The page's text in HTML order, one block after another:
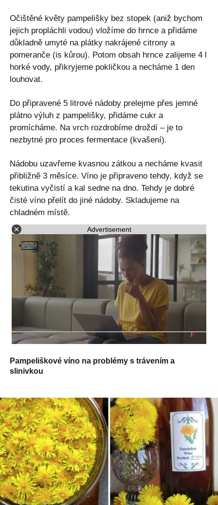
Očištěné květy pampelišky bez stopek (aniž bychom
jejich propláchli vodou) vložíme do hrnce a přidáme
důkladně umyté na plátky nakrájené citrony a
pomeranče (is kůrou). Potom obsah hrnce zalijeme 4 l
horké vody, přikryjeme pokličkou a necháme 1 den
louhovat.
Do připravené 5 litrové nádoby prelejme přes jemné
plátno výluh z pampelišky, přidáme cukr a
promícháme. Na vrch rozdrobíme droždí – je to
nezbytné pro proces fermentace (kvašení).
Nádobu uzavřeme kvasnou zátkou a necháme kvasit
přibližně 3 měsíce. Víno je připraveno tehdy, když se
tekutina vyčistí a kal sedne na dno. Tehdy je dobré
čisté víno přelít do jiné nádoby. Skladujeme na
chladném místě.
Advertisement
Pampeliškové víno na problémy s trávením a
slinivkou